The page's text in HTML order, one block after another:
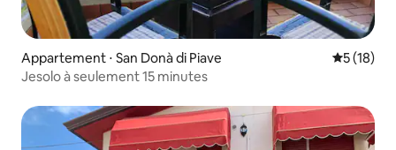
Appartement ⋅ San Donà di Piave
5 (18)
Jesolo à seulement 15 minutes